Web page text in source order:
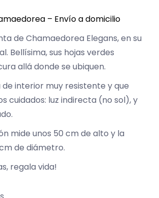
es:
24,90€.
– Envío a domicilio
de Chamaedorea Elegans, en su
Bellísima, sus hojas verdes
allá donde se ubiquen.
de interior muy resistente y que
cuidados: luz indirecta (no sol), y
mide unos 50 cm de alto y la
de diámetro.
regala vida!